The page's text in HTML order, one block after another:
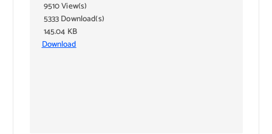
9510 View(s)
5333 Download(s)
145.04 KB
Download